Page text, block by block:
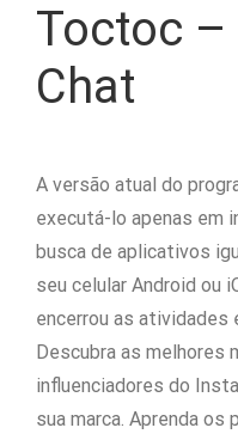
Toctoc –
Chat
A versão atual do
executá-lo apenas em
busca de aplicativos
seu celular Android ou
encerrou as atividades
Descubra as melhores
influenciadores do
sua marca. Aprenda os